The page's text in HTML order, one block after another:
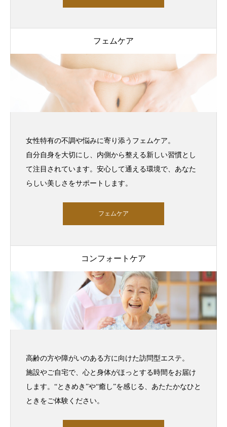
フェムケア
女性特有の不調や悩みに寄り添うフェムケア。
自分自身を大切にし、内側から整える新しい習慣とし
て注目されています。安心して通える環境で、あなた
らしい美しさをサポートします。
フェムケア
コンフォートケア
高齢の方や障がいのある方に向けた訪問型エステ。
施設やご自宅で、心と身体がほっとする時間をお届け
します。“ときめき”や“癒し”を感じる、あたたかなひと
ときをご体験ください。